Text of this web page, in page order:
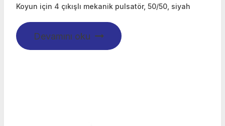
Koyun için 4 çıkışlı mekanik pulsatör, 50/50, siyah
Devamını oku